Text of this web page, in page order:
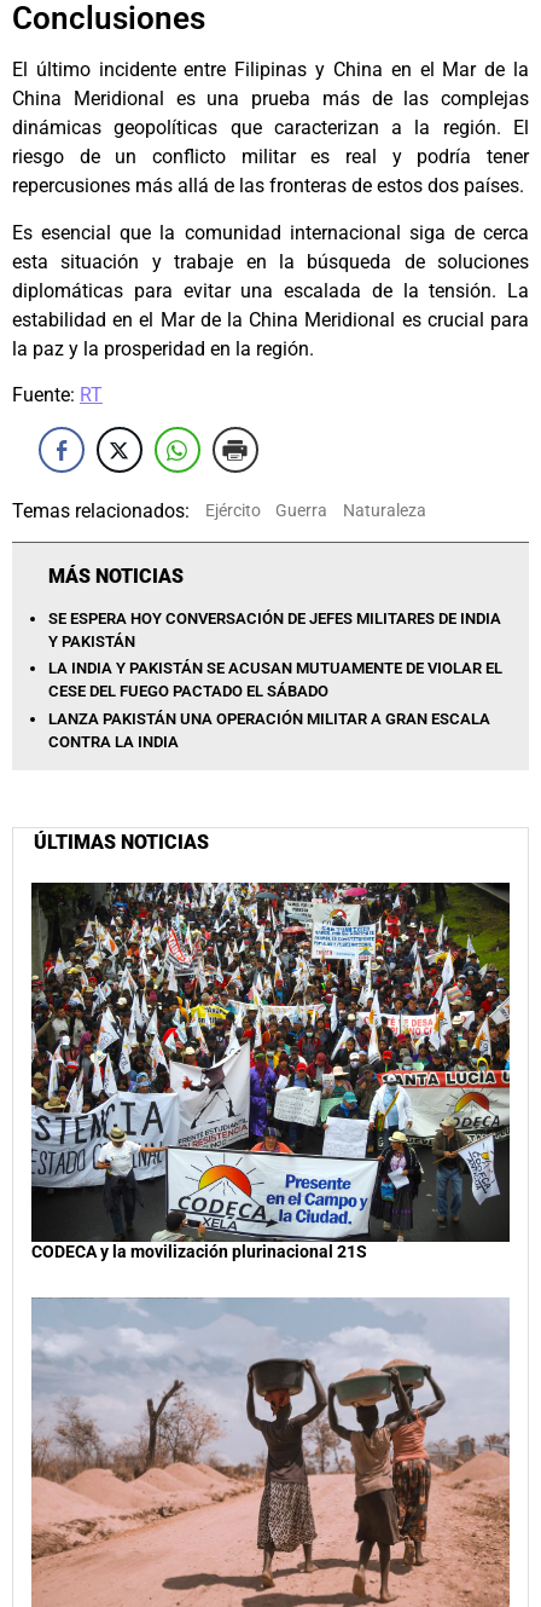
Conclusiones
El último incidente entre Filipinas y China en el Mar de la
China Meridional es una prueba más de las complejas
dinámicas geopolíticas que caracterizan a la región. El
riesgo de un conflicto militar es real y podría tener
repercusiones más allá de las fronteras de estos dos países.
Es esencial que la comunidad internacional siga de cerca
esta situación y trabaje en la búsqueda de soluciones
diplomáticas para evitar una escalada de la tensión. La
estabilidad en el Mar de la China Meridional es crucial para
la paz y la prosperidad en la región.
Fuente: RT
Temas relacionados: Ejército Guerra Naturaleza
MÁS NOTICIAS
SE ESPERA HOY CONVERSACIÓN DE JEFES MILITARES DE INDIA
Y PAKISTÁN
LA INDIA Y PAKISTÁN SE ACUSAN MUTUAMENTE DE VIOLAR EL
CESE DEL FUEGO PACTADO EL SÁBADO
LANZA PAKISTÁN UNA OPERACIÓN MILITAR A GRAN ESCALA
CONTRA LA INDIA
ÚLTIMAS NOTICIAS
CODECA y la movilización plurinacional 21S